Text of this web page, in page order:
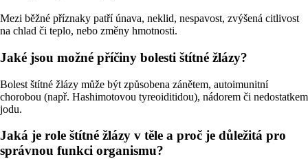
Mezi běžné příznaky patří únava, neklid, nespavost, zvýšená citlivost
na chlad či teplo, nebo změny hmotnosti.
Jaké jsou možné příčiny bolesti štítné žlázy?
Bolest štítné žlázy může být způsobena zánětem, autoimunitní
chorobou (např. Hashimotovou tyreoiditidou), nádorem či nedostatkem
jodu.
Jaká je role štítné žlázy v těle a proč je důležitá pro
správnou funkci organismu?